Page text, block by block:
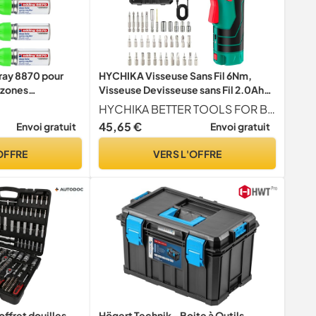
8870 pour
à craie
50 mm de
& bricolage -
Envoi gratuit
HYCHIKA Visseuse Sans Fil 6Nm,
Visseuse Devisseuse sans Fil 2.0Ah
3.6V Avec 35 Accessoires, Lampe
LED, Câble USB et Boîte de
Rangement, Pour la Réparation et le
HYCHIKA BETTER TOOLS FOR BETTER LIFE
45,65 €
Envoi gratuit
VERS L'OFFRE